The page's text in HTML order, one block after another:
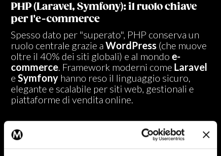
PHP (Laravel, Symfony): il ruolo chiave
per l'e-commerce
Spesso dato per "superato", PHP conserva un
ruolo centrale grazie aWordPress (che muove
oltre il 40% dei siti globali) e al mondo e-
commerce. Framework moderni come Laravel
eSymfony hanno reso il linguaggio sicuro,
elegante e scalabile per siti web, gestionali e
piattaforme di vendita online.
L’evoluzione dell’infrastruttura: la base
dei progetti complessi